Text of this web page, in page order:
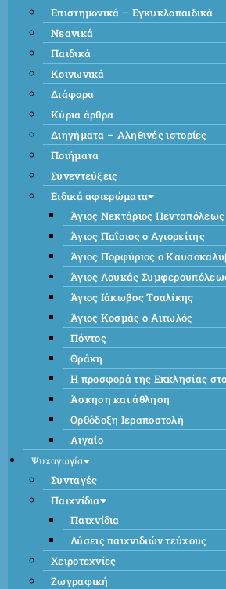
Επιστημονικά – Εγκυκλοπαιδικά
Νεανικά
Παιδικά
Κοινωνικά
Διάφορα
Κύρια άρθρα
Διηγήματα – Αληθινές ιστορίες
Ποιήματα
Συνεντεύξεις
Ειδικά αφιερώματα
Άγιος Νεκτάριος Πενταπόλεως
Άγιος Παΐσιος ο Αγιορείτης
Άγιος Πορφύριος ο
Άγιος Λουκάς
Άγιος Ιάκωβος Τσαλίκης
Άγιος Κοσμάς ο Αιτωλός
Πόντος
Θράκη
Η προσφορά της Εκκλησίας
Άσκηση και άθληση
Ορθόδοξη Ιεραποστολή
Αιγαίο
Ψυχαγωγία
Συνταγές
Παιχνίδια
Παιχνίδια
Λύσεις παιχνιδιών τεύχους
Χειροτεχνίες
Ζωγραφική